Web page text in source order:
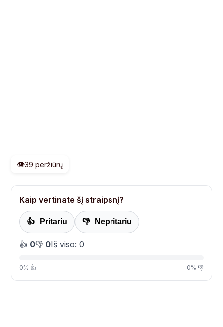
👁️39 peržiūrų
Kaip vertinate šį straipsnį?
👍 Pritariu 👎 Nepritariu
👍 0👎 0Iš viso: 0
0% 👍 0% 👎